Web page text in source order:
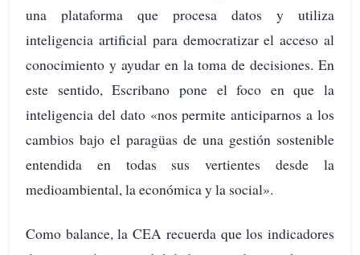
una plataforma que procesa datos y utiliza
inteligencia artificial para democratizar el acceso al
conocimiento y ayudar en la toma de decisiones. En
este sentido, Escribano pone el foco en que la
inteligencia del dato «nos permite anticiparnos a los
cambios bajo el paragüas de una gestión sostenible
entendida en todas sus vertientes desde la
medioambiental, la económica y la social».
Como balance, la CEA recuerda que los indicadores